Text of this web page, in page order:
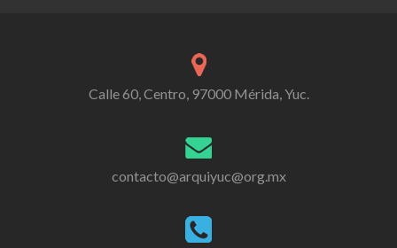
Calle 60, Centro, 97000 Mérida, Yuc.
contacto@arquiyuc@org.mx